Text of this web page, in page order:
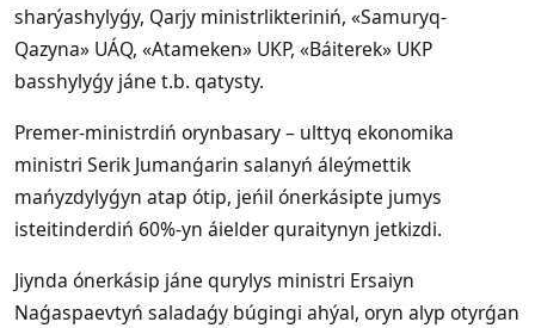
sharýashylyǵy, Qarjy ministrlikteriniń, «Samuryq-
Qazyna» UÁQ, «Atameken» UKP, «Báiterek» UKP
basshylyǵy jáne t.b. qatysty.
Premer-ministrdiń orynbasary – ulttyq ekonomika
ministri Serik Jumanǵarin salanyń áleýmettik
mańyzdylyǵyn atap ótip, jeńil ónerkásipte jumys
isteitinderdiń 60%-yn áielder quraitynyn jetkizdi.
Jiynda ónerkásip jáne qurylys ministri Ersaiyn
Naǵaspaevtyń saladaǵy búgingi ahýal, oryn alyp otyrǵan